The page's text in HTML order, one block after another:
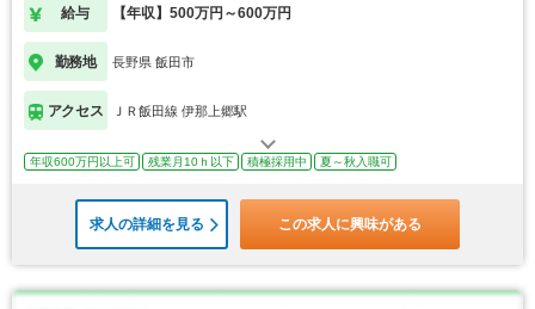
給与 【年収】500万円～600万円
勤務地 長野県 飯田市
アクセス ＪＲ飯田線 伊那上郷駅
年収600万円以上可 残業月10ｈ以下 積極採用中 夏～秋入職可
求人の詳細を見る この求人に興味がある